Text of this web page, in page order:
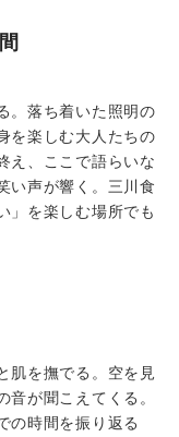
。落ち着いた照明の
を楽しむ大人たちの
え、ここで語らいな
い声が響く。三川食
」を楽しむ場所でも
肌を撫でる。空を見
音が聞こえてくる。
の時間を振り返る